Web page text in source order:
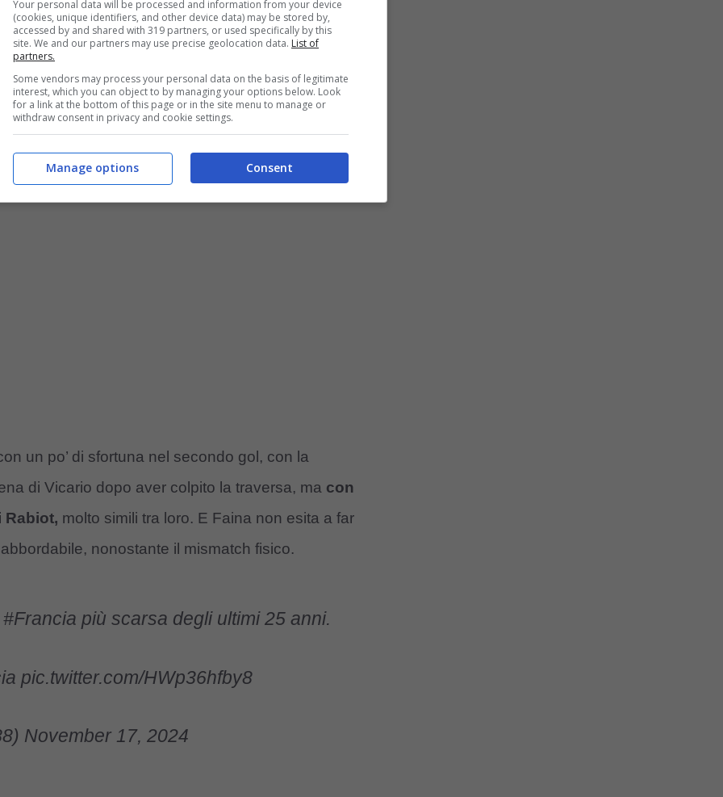
interesse, ovviamente, la partita del
prova in generale espressa dagli azzurri.
un po’ di sfortuna nel secondo gol, con la
di Vicario dopo aver colpito la traversa, ma con
Rabiot, molto simili tra loro. E Faina non esita a far
nonostante il mismatch fisico.
#Francia più scarsa degli ultimi 25 anni.
pic.twitter.com/HWp36hfby8
November 17, 2024
Your personal data will be processed and information from your device
(cookies, unique identifiers, and other device data) may be stored by,
accessed by and shared with 319 partners, or used specifically by this
site. We and our partners may use precise geolocation data. List of
partners.
Some vendors may process your personal data on the basis of legitimate
interest, which you can object to by managing your options below. Look
for a link at the bottom of this page or in the site menu to manage or
withdraw consent in privacy and cookie settings.
Consent
Manage options